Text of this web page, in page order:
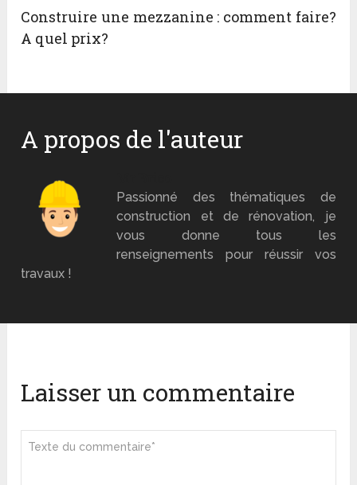
Construire une mezzanine : comment faire?
A quel prix?
A propos de l'auteur
Passionné des thématiques de
construction et de rénovation, je
vous donne tous les
renseignements pour réussir vos
travaux !
Laisser un commentaire